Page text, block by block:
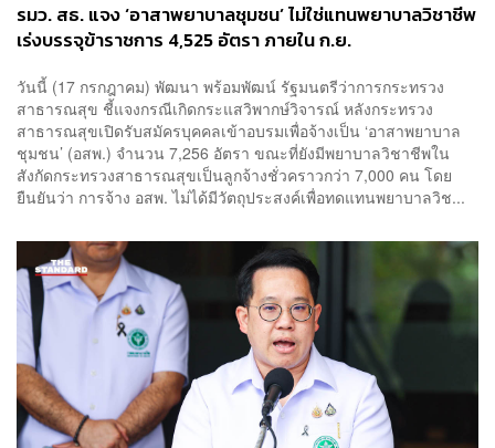
รมว. สธ. แจง ‘อาสาพยาบาลชุมชน’ ไม่ใช่แทนพยาบาลวิชาชีพ
เร่งบรรจุข้าราชการ 4,525 อัตรา ภายใน ก.ย.
วันนี้ (17 กรกฎาคม) พัฒนา พร้อมพัฒน์ รัฐมนตรีว่าการกระทรวง
สาธารณสุข ชี้แจงกรณีเกิดกระแสวิพากษ์วิจารณ์ หลังกระทรวง
สาธารณสุขเปิดรับสมัครบุคคลเข้าอบรมเพื่อจ้างเป็น ‘อาสาพยาบาล
ชุมชน’ (อสพ.) จำนวน 7,256 อัตรา ขณะที่ยังมีพยาบาลวิชาชีพใน
สังกัดกระทรวงสาธารณสุขเป็นลูกจ้างชั่วคราวกว่า 7,000 คน โดย
ยืนยันว่า การจ้าง อสพ. ไม่ได้มีวัตถุประสงค์เพื่อทดแทนพยาบาลวิช...